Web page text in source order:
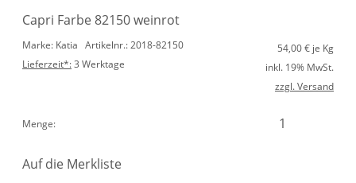
Capri Farbe 82150 weinrot
Marke: Katia Artikelnr.: 2018-82150
Lieferzeit*:3 Werktage
54,00€ je Kg
inkl. 19% MwSt.
zzgl. Versand
Menge:
Auf die Merkliste